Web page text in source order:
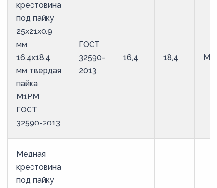
крестовина
под пайку
25х21х0.9
мм
16.4х18.4
мм твердая
пайка
М1РМ
ГОСТ
32590-2013
ГОСТ
32590-
2013
16,4 18,4
Медная
крестовина
под пайку